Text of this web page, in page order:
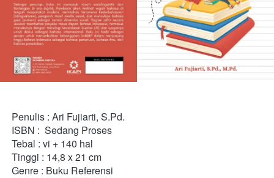
Penulis : Ari Fujiarti, S.Pd.
ISBN :  Sedang Proses
Tebal : vi + 140 hal
Tinggi : 14,8 x 21 cm
Genre : Buku Referensi